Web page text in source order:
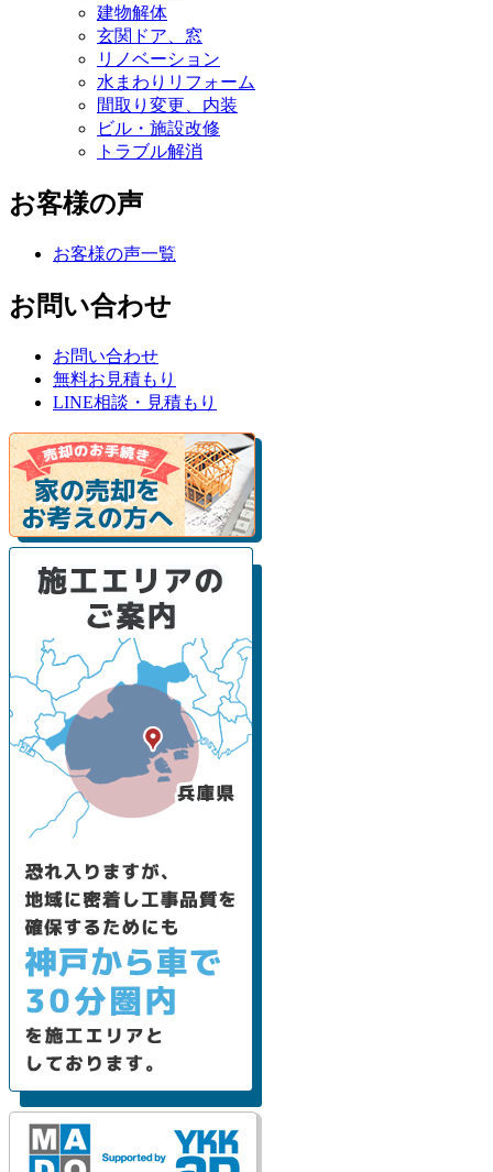
建物解体
玄関ドア、窓
リノベーション
水まわりリフォーム
間取り変更、内装
ビル・施設改修
トラブル解消
お客様の声
お客様の声一覧
お問い合わせ
お問い合わせ
無料お見積もり
LINE相談・見積もり